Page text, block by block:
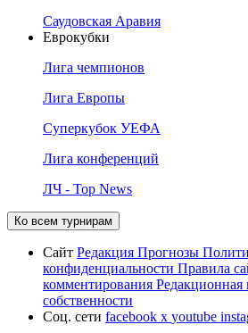
Саудовская Аравия
Еврокубки
Лига чемпионов
Лига Европы
Суперкубок УЕФА
Лига конференций
ЛЧ - Top News
Ко всем турнирам
Сайт Редакция Прогнозы
конфиденциальности Правила
комментирования Редакционная
собственности
Соц. сети facebook x youtube